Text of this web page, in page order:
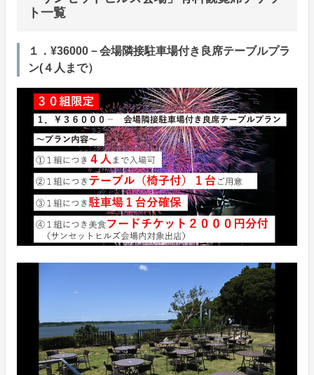
ト一覧
１．¥36000－会場隣接駐車場付き良席テーブルプラ
ン(４人まで）